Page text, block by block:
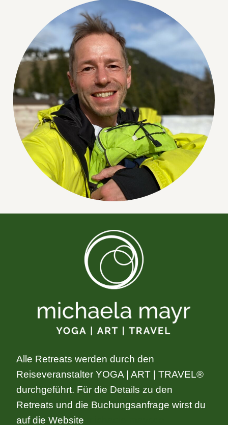
Alle Retreats werden durch den
Reiseveranstalter YOGA | ART | TRAVEL®
durchgeführt. Für die Details zu den
Retreats und die Buchungsanfrage wirst du
auf die Website